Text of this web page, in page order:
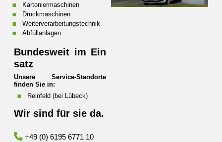
Kartoniermaschinen
Druckmaschinen
Weiterverarbeitungstechnik
Abfüllanlagen
Bundesweit im Ein
satz
Unsere Service-Standorte
finden Sie in:
Reinfeld (bei Lübeck)
Wir sind für sie da.
+49 (0) 6195 6771 10